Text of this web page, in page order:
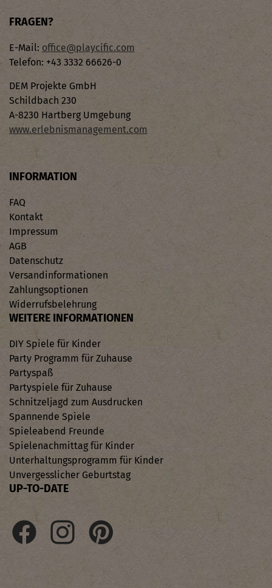
FRAGEN?
E-Mail: office@playcific.com
Telefon: +43 3332 66626-0
DEM Projekte GmbH
Schildbach 230
A-8230 Hartberg Umgebung
www.erlebnismanagement.com
INFORMATION
FAQ
Kontakt
Impressum
AGB
Datenschutz
Versandinformationen
Zahlungsoptionen
Widerrufsbelehrung
WEITERE INFORMATIONEN
DIY Spiele für Kinder
Party Programm für Zuhause
Partyspaß
Partyspiele für Zuhause
Schnitzeljagd zum Ausdrucken
Spannende Spiele
Spieleabend Freunde
Spielenachmittag für Kinder
Unterhaltungsprogramm für Kinder
Unvergesslicher Geburtstag
UP-TO-DATE